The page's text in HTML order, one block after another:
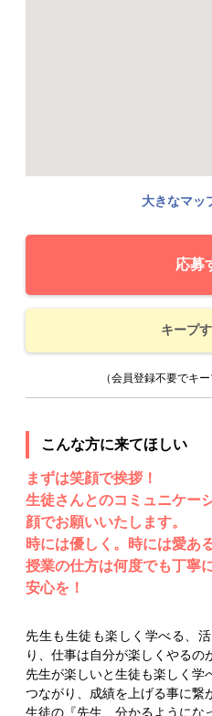
大きなマッ
応募
キープ
（会員登録不要でキ
こんな方に来てほしい
まずは笑顔で挨拶！
生徒さんとのコミュニケー
顔でお願いいたします。
時には優しく。時には愛あ
授業の仕方は何度でも丁寧
安心を！
先生も生徒も楽しく学べる、
り、仕事は自分が楽しくやるの
先生が楽しいと生徒も楽しく学
つながり、成績を上げる事に繋
生徒の『先生、分かるようにな